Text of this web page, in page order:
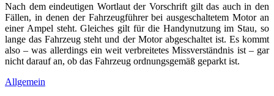
Nach dem eindeutigen Wortlaut der Vorschrift gilt das auch in den
Fällen, in denen der Fahrzeugführer bei ausgeschaltetem Motor an
einer Ampel steht. Gleiches gilt für die Handynutzung im Stau, so
lange das Fahrzeug steht und der Motor abgeschaltet ist. Es kommt
also – was allerdings ein weit verbreitetes Missverständnis ist – gar
nicht darauf an, ob das Fahrzeug ordnungsgemäß geparkt ist.
Allgemein